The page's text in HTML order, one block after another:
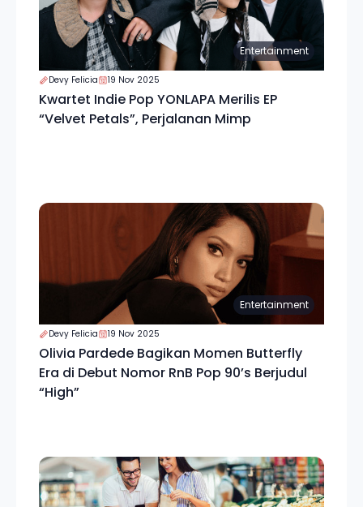
Entertainment
Devy Felicia 19 Nov 2025
Kwartet Indie Pop YONLAPA Merilis EP
“Velvet Petals”, Perjalanan Mimp
Entertainment
Devy Felicia 19 Nov 2025
Olivia Pardede Bagikan Momen Butterfly
Era di Debut Nomor RnB Pop 90’s Berjudul
“High”